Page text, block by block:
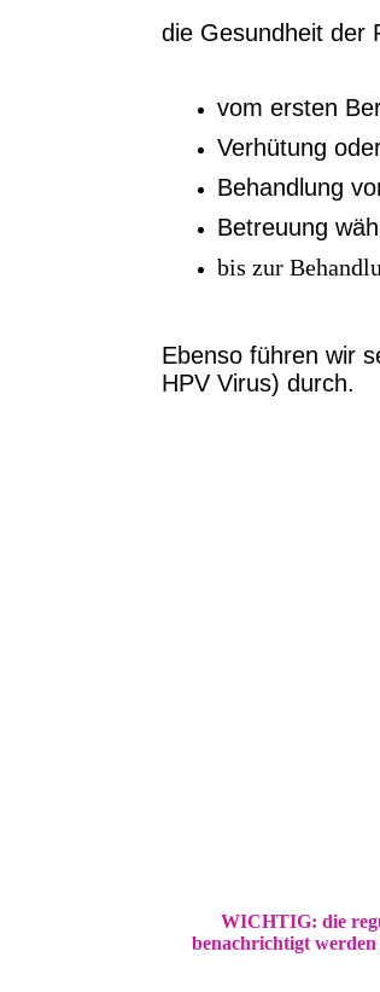
die Gesundheit der
vom ersten
Verhütung
Behandlung
Betreuung
bis zur
Ebenso führen wir
HPV Virus) durch.
WICHTIG: die
benachrichtigt